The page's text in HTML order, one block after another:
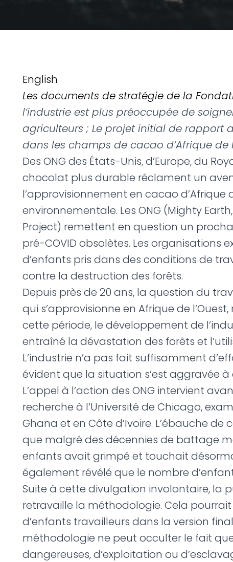
English
Les documents de stratégie de la
l’industrie est plus préoccupée de
agriculteurs ; Le projet initial de rapport
dans les champs de cacao d’Afrique de
Des ONG des États-Unis, d’Europe, du
chocolat plus durable réclament un
l’approvisionnement en cacao
environnementale. Les ONG (Mighty
Project) remettent en question un
pré-COVID obsolètes. Les organisations
d’enfants pris dans des conditions de
contre la destruction des forêts.
Depuis près de 20 ans, la question du
qui s’approvisionne en Afrique de
cette période, le développement de
entraîné la dévastation des forêts et
L’industrie n’a pas fait suffisamment
évident que la situation s’est aggravée
L’appel à l’action des ONG intervient
recherche à l’Université de Chicago,
Ghana et en Côte d’Ivoire. L’ébauche
que malgré des décennies de battage
enfants avait grimpé et touchait
également révélé que le nombre
Suite à cette divulgation involontaire, la
retravaille la méthodologie. Cela
d’enfants travailleurs dans la version
méthodologie ne peut occulter le fait
dangereuses, d’exploitation ou